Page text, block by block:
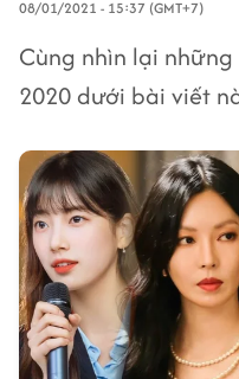
08/01/2021 - 15:37 (GMT+7)
Cùng nhìn lại
2020 dưới bài viết